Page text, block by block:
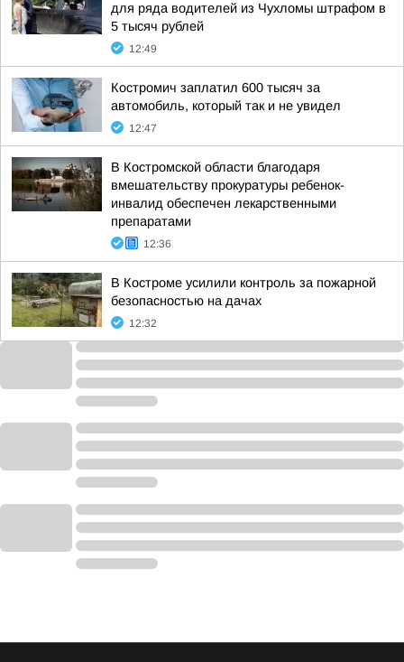
для ряда водителей из Чухломы штрафом в
5 тысяч рублей
12:49
Костромич заплатил 600 тысяч за
автомобиль, который так и не увидел
12:47
В Костромской области благодаря
вмешательству прокуратуры ребенок-
инвалид обеспечен лекарственными
препаратами
12:36
В Костроме усилили контроль за пожарной
безопасностью на дачах
12:32